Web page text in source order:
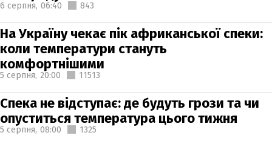
6 серпня, 06:40 843
На Україну чекає пік африканської спеки:
коли температури стануть
комфортнішими
5 серпня, 20:00 11513
Спека не відступає: де будуть грози та чи
опуститься температура цього тижня
5 серпня, 08:00 1325